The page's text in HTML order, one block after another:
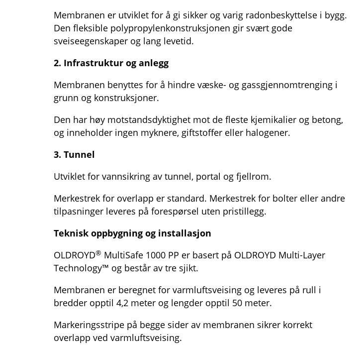
Membranen er utviklet for å gi sikker og varig radonbeskyttelse i bygg.
Den fleksible polypropylenkonstruksjonen gir svært gode
sveiseegenskaper og lang levetid.
2. Infrastruktur og anlegg
Membranen benyttes for å hindre væske- og gassgjennomtrenging i
grunn og konstruksjoner.
Den har høy motstandsdyktighet mot de fleste kjemikalier og betong,
og inneholder ingen myknere, giftstoffer eller halogener.
3. Tunnel
Utviklet for vannsikring av tunnel, portal og fjellrom.
Merkestrek for overlapp er standard. Merkestrek for bolter eller andre
tilpasninger leveres på forespørsel uten pristillegg.
Teknisk oppbygning og installasjon
OLDROYD® MultiSafe 1000 PP er basert på OLDROYD Multi-Layer
Technology™ og består av tre sjikt.
Membranen er beregnet for varmluftsveising og leveres på rull i
bredder opptil 4,2 meter og lengder opptil 50 meter.
Markeringsstripe på begge sider av membranen sikrer korrekt
overlapp ved varmluftsveising.